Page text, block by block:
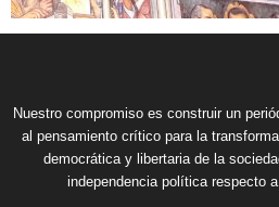
Nuestro compromiso es construir un
al pensamiento crítico para la
democrática y libertaria de la
independencia política respecto